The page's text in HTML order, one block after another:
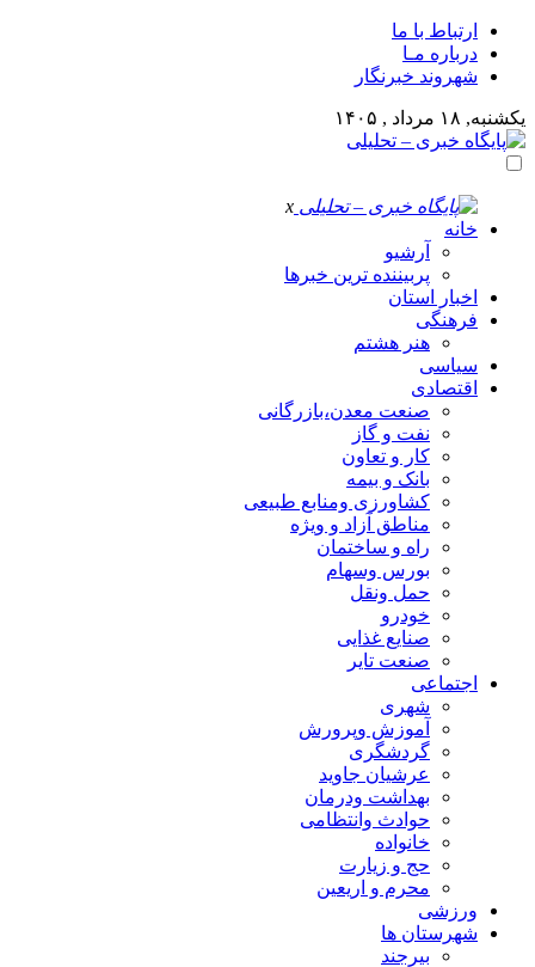
ارتباط با ما
درباره مـا
شهروند خبرنگار
یکشنبه, ۱۸ مرداد , ۱۴۰۵
x
خانه
آرشیو
پربیننده ترین خبرها
اخبار استان
فرهنگی
هنر هشتم
سیاسی
اقتصادی
صنعت معدن،بازرگانی
نفت و گاز
کار و تعاون
بانک و بیمه
کشاورزی ومنابع طبیعی
مناطق آزاد و ویژه
راه و ساختمان
بورس وسهام
حمل ونقل
خودرو
صنایع غذایی
صنعت تایر
اجتماعی
شهری
آموزش وپرورش
گردشگری
عرشیان جاوید
بهداشت ودرمان
حوادث وانتظامی
خانواده
حج و زیارت
محرم و اریعین
ورزشی
شهرستان ها
بیرجند